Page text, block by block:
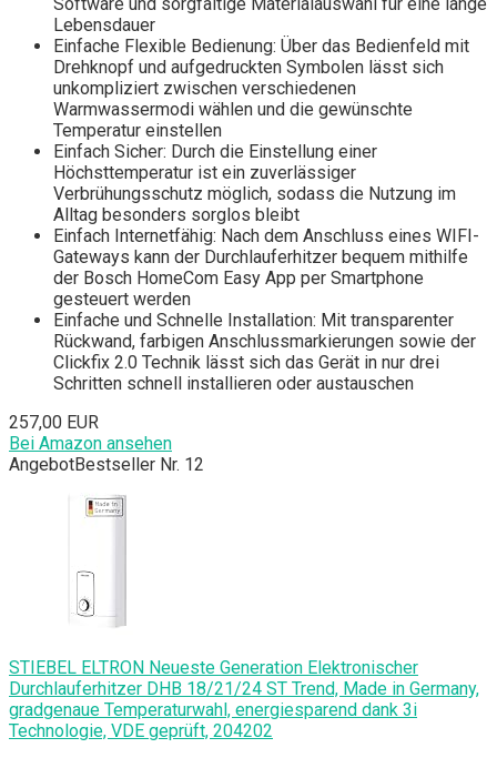
Lebensdauer
Einfache Flexible Bedienung: Über das Bedienfeld mit
Drehknopf und aufgedruckten Symbolen lässt sich
unkompliziert zwischen verschiedenen
Warmwassermodi wählen und die gewünschte
Temperatur einstellen
Einfach Sicher: Durch die Einstellung einer
Höchsttemperatur ist ein zuverlässiger
Verbrühungsschutz möglich, sodass die Nutzung im
Alltag besonders sorglos bleibt
Einfach Internetfähig: Nach dem Anschluss eines WIFI-
Gateways kann der Durchlauferhitzer bequem mithilfe
der Bosch HomeCom Easy App per Smartphone
gesteuert werden
Einfache und Schnelle Installation: Mit transparenter
Rückwand, farbigen Anschlussmarkierungen sowie der
Clickfix 2.0 Technik lässt sich das Gerät in nur drei
Schritten schnell installieren oder austauschen
257,00 EUR
Bei Amazon ansehen
AngebotBestseller Nr. 12
STIEBEL ELTRON Neueste Generation Elektronischer
Durchlauferhitzer DHB 18/21/24 ST Trend, Made in Germany,
gradgenaue Temperaturwahl, energiesparend dank 3i
Technologie, VDE geprüft, 204202